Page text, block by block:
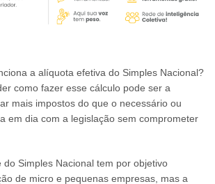
a alíquota efetiva do Simples Nacional?
como fazer esse cálculo pode ser a
mais impostos do que o necessário ou
em dia com a legislação sem comprometer
do Simples Nacional tem por objetivo
de micro e pequenas empresas, mas a